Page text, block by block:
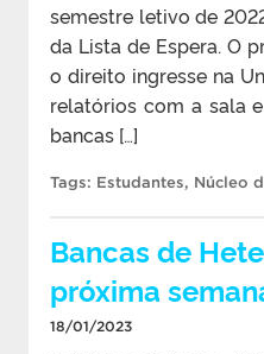
semestre letivo de
da Lista de Espera. O
o direito ingresse na
relatórios com a sala
bancas […]
Tags: Estudantes, Núcleo
Bancas de
próxima
18/01/2023